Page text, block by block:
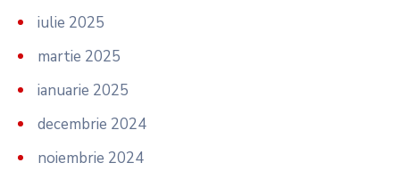
iulie 2025
martie 2025
ianuarie 2025
decembrie 2024
noiembrie 2024